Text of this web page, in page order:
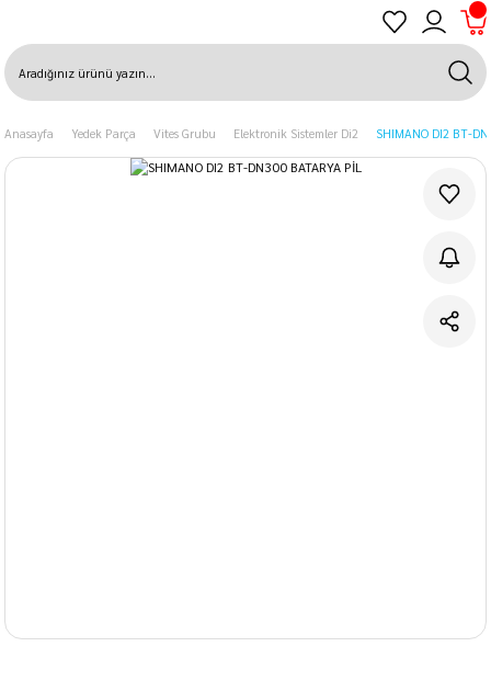
Anasayfa Yedek Parça Vites Grubu Elektronik Sistemler Di2 SHIMANO DI2 BT-